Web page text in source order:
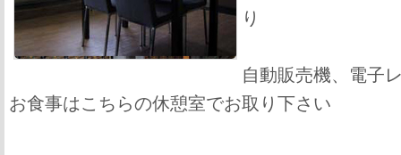
り
自動販売機、電子
お食事はこちらの休憩室でお取り下さい